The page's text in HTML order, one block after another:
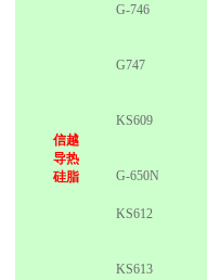
信越
导热
硅脂
G-746
G747
KS609
G-650N
KS612
KS613